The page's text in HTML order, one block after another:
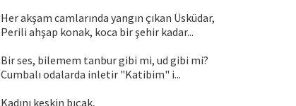
Her akşam camlarında yangın çıkan Üsküdar,
Perili ahşap konak, koca bir şehir kadar...
Bir ses, bilemem tanbur gibi mi, ud gibi mi?
Cumbalı odalarda inletir "Katibim" i...
Kadını keskin bıçak,